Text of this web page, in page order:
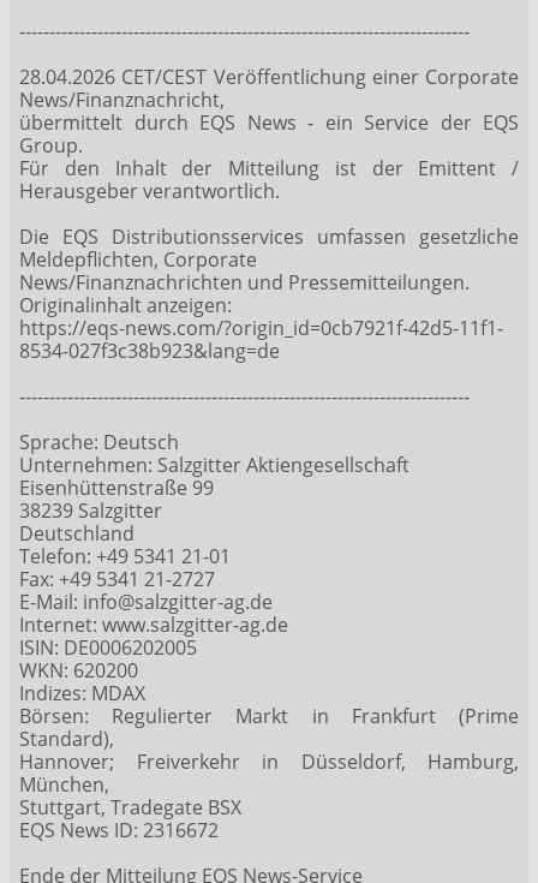
---------------------------------------------------------------------------
28.04.2026 CET/CEST Veröffentlichung einer Corporate
News/Finanznachricht,
übermittelt durch EQS News - ein Service der EQS
Group.
Für den Inhalt der Mitteilung ist der Emittent /
Herausgeber verantwortlich.
Die EQS Distributionsservices umfassen gesetzliche
Meldepflichten, Corporate
News/Finanznachrichten und Pressemitteilungen.
Originalinhalt anzeigen:
https://eqs-news.com/?origin_id=0cb7921f-42d5-11f1-
8534-027f3c38b923&lang=de
---------------------------------------------------------------------------
Sprache: Deutsch
Unternehmen: Salzgitter Aktiengesellschaft
Eisenhüttenstraße 99
38239 Salzgitter
Deutschland
Telefon: +49 5341 21-01
Fax: +49 5341 21-2727
E-Mail: info@salzgitter-ag.de
Internet: www.salzgitter-ag.de
ISIN: DE0006202005
WKN: 620200
Indizes: MDAX
Börsen: Regulierter Markt in Frankfurt (Prime
Standard),
Hannover; Freiverkehr in Düsseldorf, Hamburg,
München,
Stuttgart, Tradegate BSX
EQS News ID: 2316672
Ende der Mitteilung EQS News-Service